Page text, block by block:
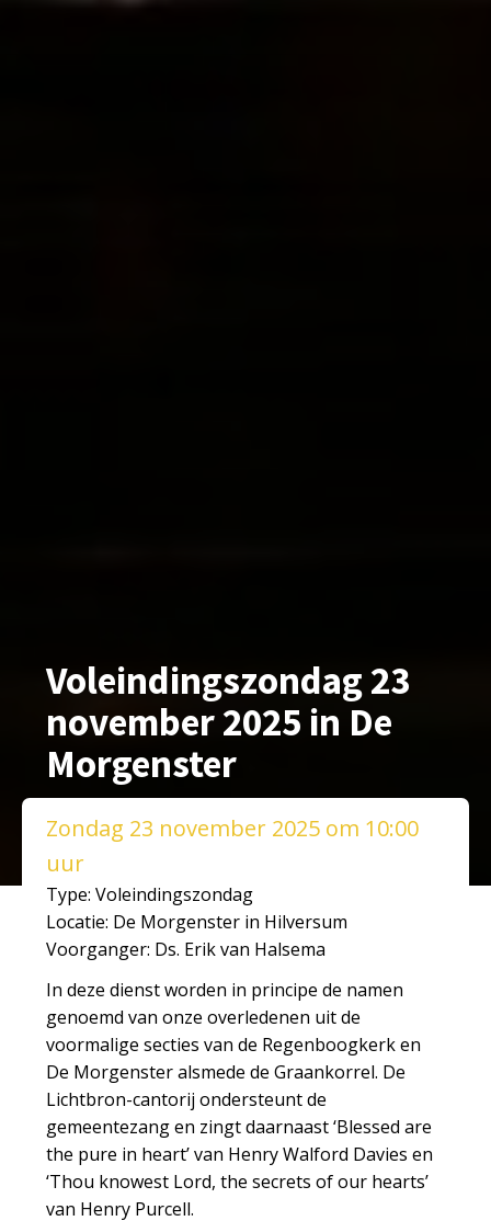
Voleindingszondag 23
november 2025 in De
Morgenster
Zondag 23 november 2025 om 10:00
uur
Type: Voleindingszondag
Locatie: De Morgenster in Hilversum
Voorganger: Ds. Erik van Halsema
In deze dienst worden in principe de namen
genoemd van onze overledenen uit de
voormalige secties van de Regenboogkerk en
De Morgenster alsmede de Graankorrel. De
Lichtbron-cantorij ondersteunt de
gemeentezang en zingt daarnaast ‘Blessed are
the pure in heart’ van Henry Walford Davies en
‘Thou knowest Lord, the secrets of our hearts’
van Henry Purcell.